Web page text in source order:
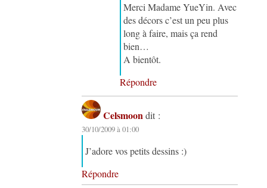
Merci Madame YueYin. Avec
des décors c’est un peu plus
long à faire, mais ça rend
bien…
A bientôt.
Répondre
Celsmoon dit :
30/10/2009 à 01:00
J’adore vos petits dessins :)
Répondre